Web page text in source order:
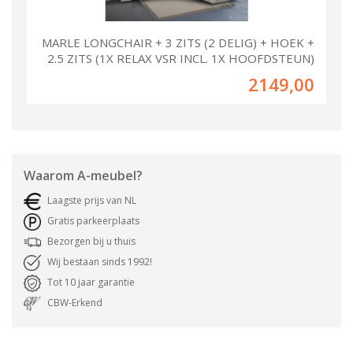
MARLE LONGCHAIR + 3 ZITS (2 DELIG) + HOEK +
2.5 ZITS (1X RELAX VSR INCL. 1X HOOFDSTEUN)
2149,00
Waarom A-meubel?
Laagste prijs van NL
Gratis parkeerplaats
Bezorgen bij u thuis
Wij bestaan sinds 1992!
Tot 10 jaar garantie
CBW-Erkend